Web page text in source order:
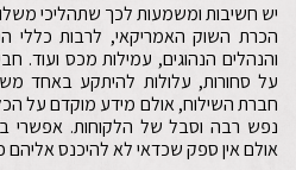
יש חשיבות ומשמעות לכך שתהליכי
הכרת השוק האמריקאי, לרבות כללי
והנהלים הנהוגים, עמילות מכס ועוד.
על סחורות, עלולות להיתקע באחד
חברת השילוח, אולם מידע מוקדם על
נפש רבה וסבל של הלקוחות. אפשרי
אולם אין ספק שכדאי לא להיכנס אליהם